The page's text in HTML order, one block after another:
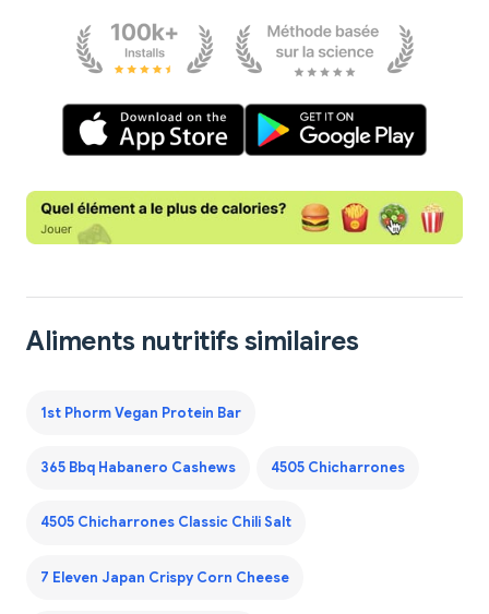
Aliments nutritifs similaires
1st Phorm Vegan Protein Bar
365 Bbq Habanero Cashews 4505 Chicharrones
4505 Chicharrones Classic Chili Salt
7 Eleven Japan Crispy Corn Cheese